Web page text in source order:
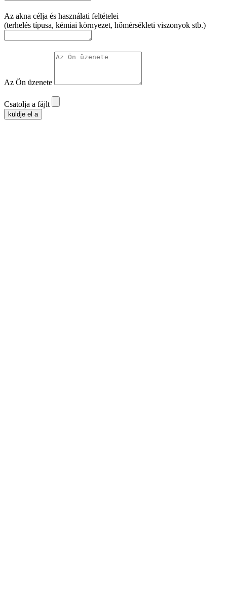
Az akna célja és használati feltételei
(terhelés típusa, kémiai környezet, hőmérsékleti viszonyok stb.)
Az Ön üzenete
Csatolja a fájlt
küldje el a